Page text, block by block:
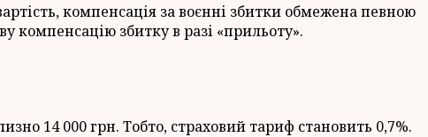
компенсація за воєнні збитки обмежена певною
компенсацію збитку в разі «прильоту».
14 000 грн. Тобто, страховий тариф становить 0,7%.